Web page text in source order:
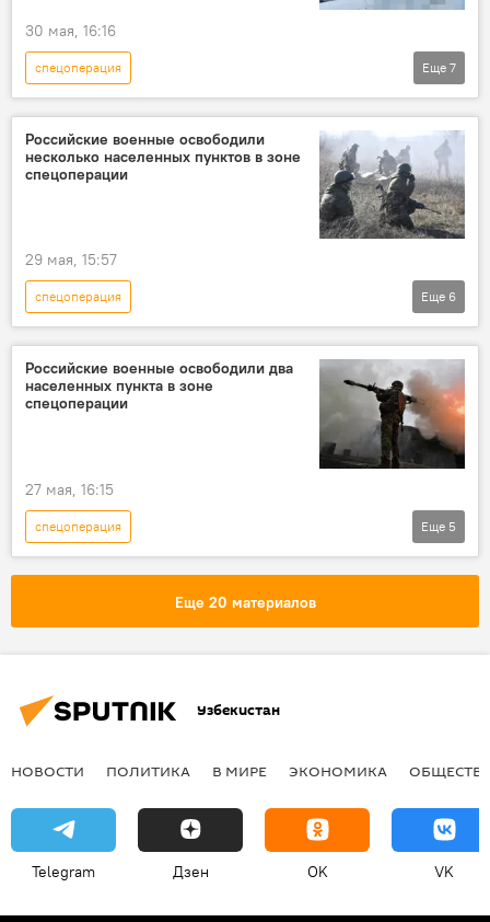
30 мая, 16:16
спецоперация
Спецоперация России по защите Донбасса
СВО
Россия
Украина
Минобороны РФ
безопасность
Еще 7
Российские военные освободили
несколько населенных пунктов в зоне
спецоперации
29 мая, 15:57
спецоперация
Спецоперация России по защите Донбасса
СВО
Россия
Украина
Минобороны РФ
ВСУ
Еще 6
Российские военные освободили два
населенных пункта в зоне
спецоперации
27 мая, 16:15
спецоперация
Спецоперация России по защите Донбасса
Минобороны РФ
Еще 5
Еще 20 материалов
Узбекистан
НОВОСТИ ПОЛИТИКА В МИРЕ ЭКОНОМИКА
Telegram Дзен OK VK